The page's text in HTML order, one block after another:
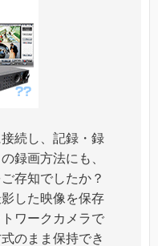
続し、記録・録
録画方法にも、
存知でしたか？
した映像を保存
ワークカメラで
のまま保持でき